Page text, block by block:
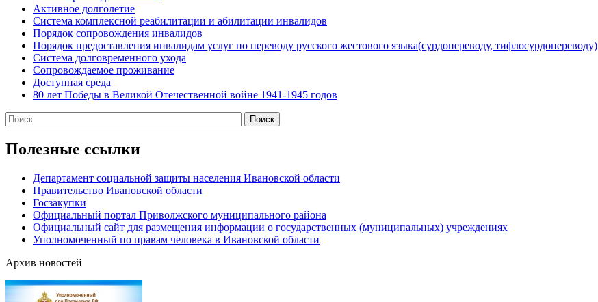
Активное долголетие
Система комплексной реабилитации и абилитации инвалидов
Порядок сопровождения инвалидов
Порядок предоставления инвалидам услуг по переводу русского жестового языка(сурдопереводу, тифлосурдопереводу)
Система долговременного ухода
Сопровождаемое проживание
Доступная среда
80 лет Победы в Великой Отечественной войне 1941-1945 годов
Полезные ссылки
Департамент социальной защиты населения Ивановской области
Правительство Ивановской области
Госзакупки
Официальный портал Приволжского муниципального района
Официальный сайт для размещения информации о государственных (муниципальных) учреждениях
Уполномоченный по правам человека в Ивановской области
Архив новостей